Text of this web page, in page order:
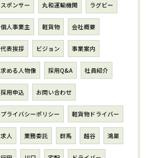
スポンサー 丸和運輸機関 ラグビー
個人事業主 軽貨物 会社概要
代表挨拶 ビジョン 事業案内
求める人物像 採用Q&A 社員紹介
採用申込 お問い合わせ
プライバシーポリシー 軽貨物ドライバー
求人 業務委託 群馬 越谷 鴻巣